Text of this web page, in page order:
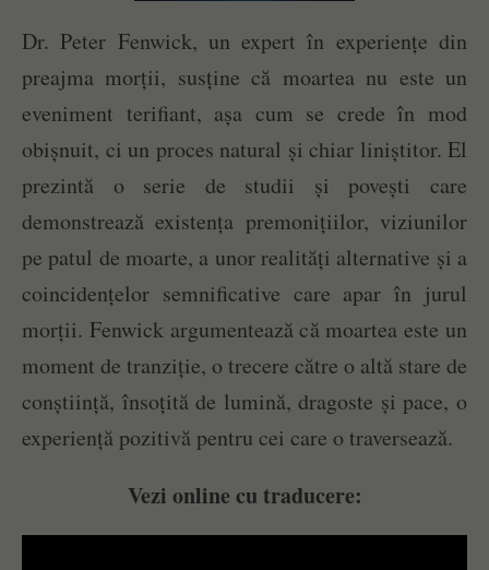
Dr. Peter Fenwick, un expert în experiențe din
preajma morții, susține că moartea nu este un
eveniment terifiant, așa cum se crede în mod
obișnuit, ci un proces natural și chiar liniștitor. El
prezintă o serie de studii și povești care
demonstrează existența premonițiilor, viziunilor
pe patul de moarte, a unor realități alternative și a
coincidențelor semnificative care apar în jurul
morții. Fenwick argumentează că moartea este un
moment de tranziție, o trecere către o altă stare de
conștiință, însoțită de lumină, dragoste și pace, o
experiență pozitivă pentru cei care o traversează.
Vezi online cu traducere: